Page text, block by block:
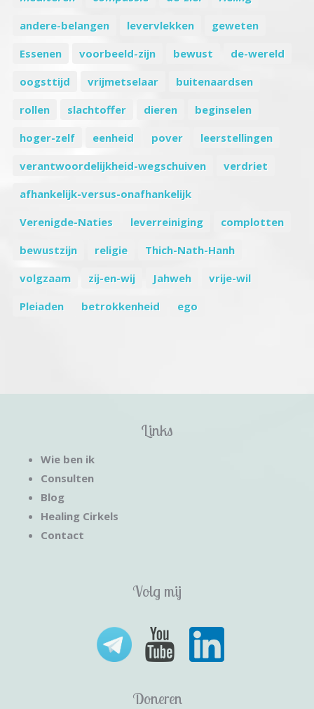
andere-belangen
levervlekken
geweten
Essenen
voorbeeld-zijn bewust
de-wereld
oogsttijd
vrijmetselaar
buitenaardsen
rollen
slachtoffer dieren
beginselen
hoger-zelf
eenheid pover
leerstellingen
verantwoordelijkheid-wegschuiven
verdriet
afhankelijk-versus-onafhankelijk
Verenigde-Naties
leverreiniging
complotten
bewustzijn
religie
Thich-Nath-Hanh
volgzaam
zij-en-wij Jahweh
vrije-wil
Pleiaden
betrokkenheid ego
Links
Wie ben ik
Consulten
Blog
Healing Cirkels
Contact
Volg mij
Doneren